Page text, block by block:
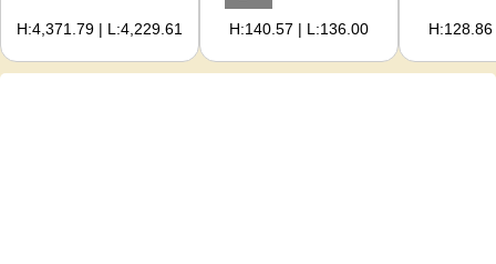
Для вебмастеров
H:4,371.79 | L:4,229.61 H:140.57 | L:136.00